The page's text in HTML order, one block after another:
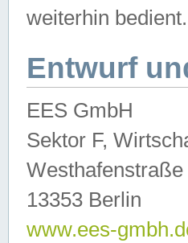
weiterhin bedient.
Entwurf
EES GmbH
Sektor F,
Westhafenstraße
13353 Berlin
www.ees-